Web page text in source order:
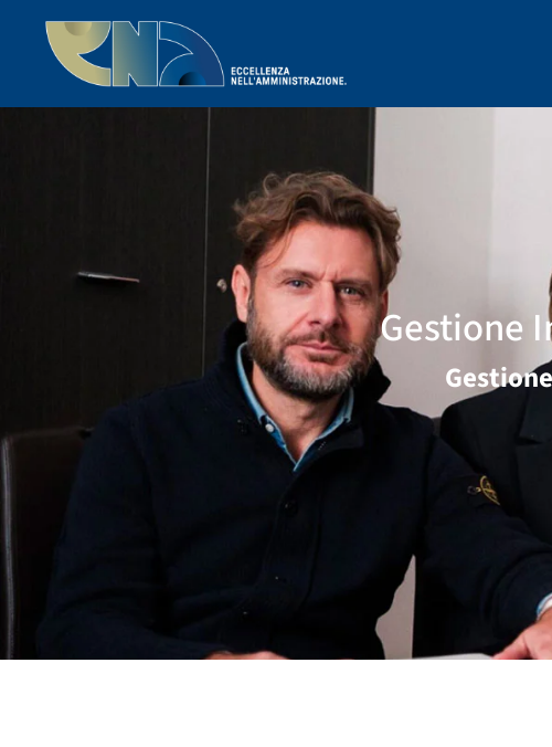
Gestione
Gestione